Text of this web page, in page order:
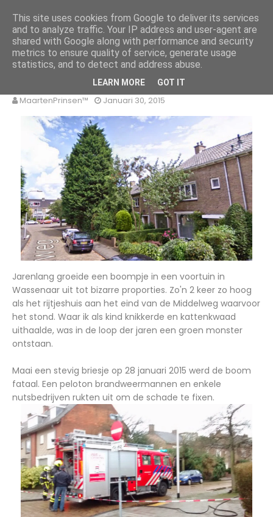
MaartenPrinsen.nl
HOME OVER MIJ BLOG ARCHIEF CONTACT
Boom weg
MaartenPrinsen™ Januari 30, 2015
Jarenlang groeide een boompje in een voortuin in
Wassenaar uit tot bizarre proporties. Zo'n 2 keer zo hoog
als het rijtjeshuis aan het eind van de Middelweg waarvoor
het stond. Waar ik als kind knikkerde en kattenkwaad
uithaalde, was in de loop der jaren een groen monster
ontstaan.
Maai een stevig briesje op 28 januari 2015 werd de boom
fataal. Een peloton brandweermannen en enkele
nutsbedrijven rukten uit om de schade te fixen.
This site uses cookies from Google to deliver its services
and to analyze traffic. Your IP address and user-agent are
shared with Google along with performance and security
metrics to ensure quality of service, generate usage
statistics, and to detect and address abuse.
LEARN MORE GOT IT